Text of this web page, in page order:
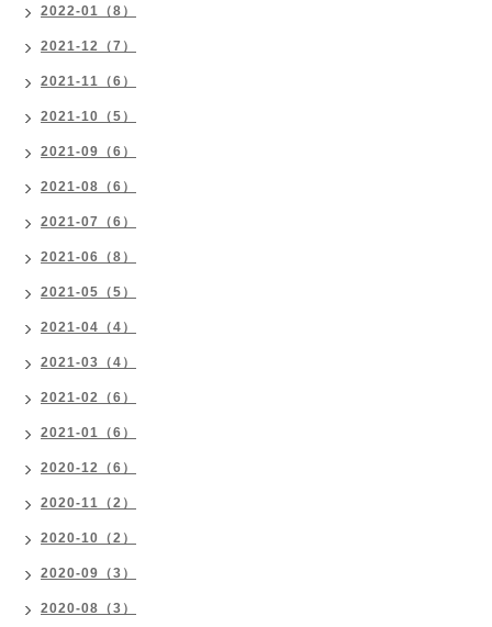
2022-01（8）
2021-12（7）
2021-11（6）
2021-10（5）
2021-09（6）
2021-08（6）
2021-07（6）
2021-06（8）
2021-05（5）
2021-04（4）
2021-03（4）
2021-02（6）
2021-01（6）
2020-12（6）
2020-11（2）
2020-10（2）
2020-09（3）
2020-08（3）